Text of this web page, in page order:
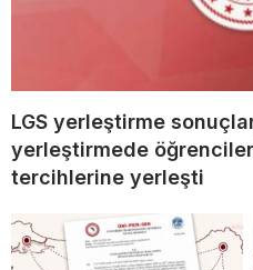
LGS yerleştirme
yerleştirmede
tercihlerine yerleşti